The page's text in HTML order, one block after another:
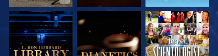
UTFORSK SERIEN UTFORSK SERIEN SE